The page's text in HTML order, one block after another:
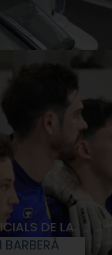
DE LA